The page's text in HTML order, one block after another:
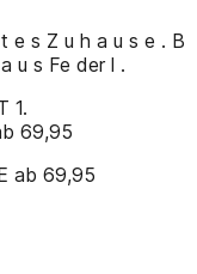
e s Z u h a u s e . B
u s Fe der l .
1.
69,95
ab 69,95